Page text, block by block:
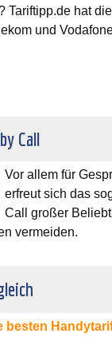
Tariftipp.de hat
und
Call
Vor allem für
erfreut sich das
Call großer
vermeiden.
besten